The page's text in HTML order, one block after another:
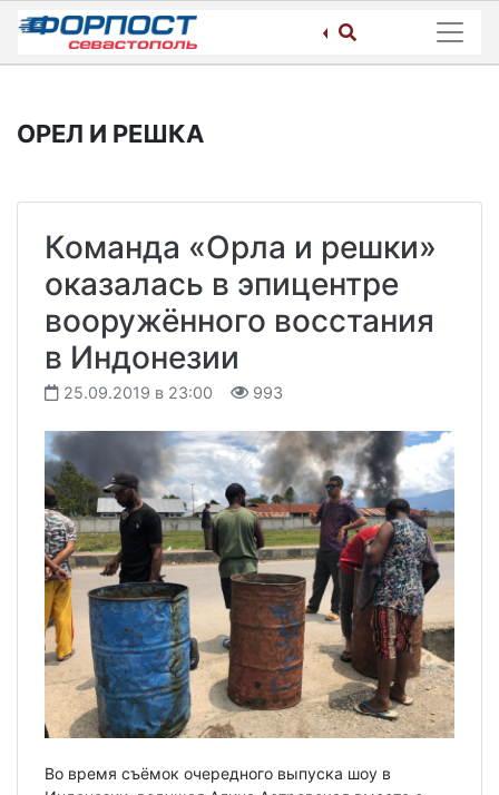
Skip
content
ОРЕЛ И РЕШКА
Команда «Орла и решки»
оказалась в эпицентре
вооружённого восстания
в Индонезии
25.09.2019 в 23:00 993
Во время съёмок очередного выпуска шоу в